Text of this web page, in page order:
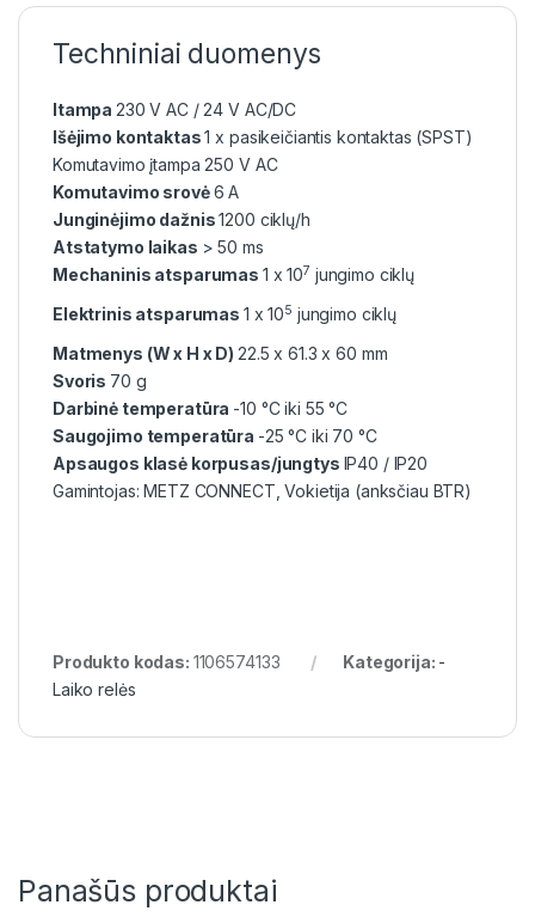
Techniniai duomenys
Itampa230 V AC / 24 V AC/DC
Išėjimo kontaktas1 x pasikeičiantis kontaktas (SPST)
Komutavimo įtampa 250 V AC
Komutavimo srovė6 A
Junginėjimo dažnis1200 ciklų/h
Atstatymo laikas > 50 ms
Mechaninis atsparumas 1 x 107 jungimo ciklų
Elektrinis atsparumas 1 x 105 jungimo ciklų
Matmenys (W x H x D)22.5 x 61.3 x 60 mm
Svoris 70 g
Darbinė temperatūra -10 °C iki 55 °C
Saugojimo temperatūra -25 °C iki 70 °C
Apsaugos klasė korpusas/jungtys IP40 / IP20
Gamintojas: METZ CONNECT, Vokietija (anksčiau BTR)
Produkto kodas: 1106574133 Kategorija: -
Laiko relės
Panašūs produktai